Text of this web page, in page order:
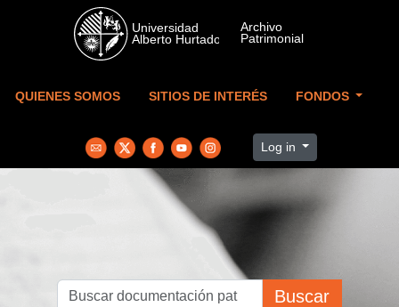
Skip to main content
QUIENES SOMOS SITIOS DE INTERÉS FONDOS
Log in
Buscar